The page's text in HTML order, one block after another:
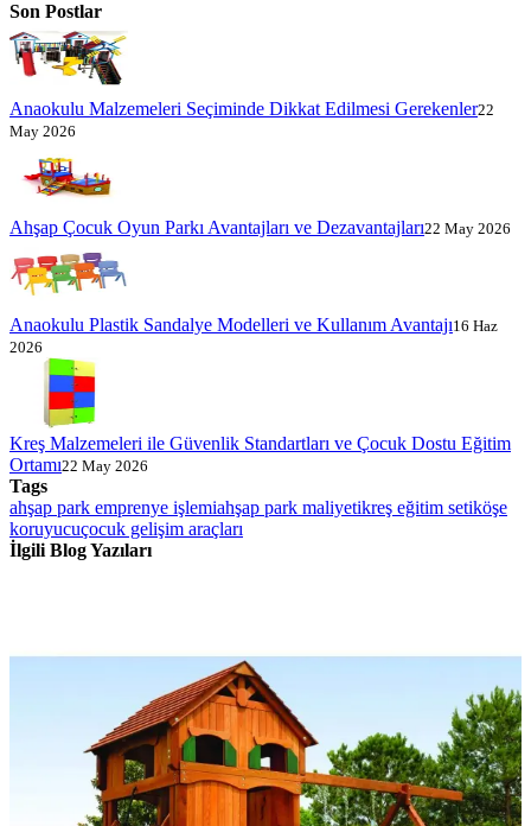
Son Postlar
Anaokulu Malzemeleri Seçiminde Dikkat Edilmesi Gerekenler22
May 2026
Ahşap Çocuk Oyun Parkı Avantajları ve Dezavantajları22 May 2026
Anaokulu Plastik Sandalye Modelleri ve Kullanım Avantajı16 Haz
2026
Kreş Malzemeleri ile Güvenlik Standartları ve Çocuk Dostu Eğitim
Ortamı22 May 2026
Tags
ahşap park emprenye işlemiahşap park maliyetikreş eğitim setiköşe
koruyucuçocuk gelişim araçları
İlgili Blog Yazıları